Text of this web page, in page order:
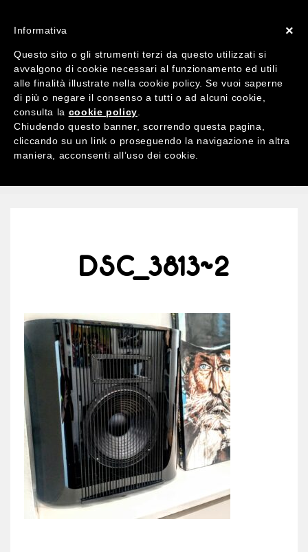
MENU
Ricerca
per:
DSC_3813~2
×
Informativa
Questo sito o gli strumenti terzi da questo utilizzati si
avvalgono di cookie necessari al funzionamento ed utili
alle finalità illustrate nella cookie policy. Se vuoi saperne
di più o negare il consenso a tutti o ad alcuni cookie,
consulta la cookie policy
Chiudendo questo banner, scorrendo questa pagina,
cliccando su un link o proseguendo la navigazione in altra
maniera, acconsenti all’uso dei cookie.